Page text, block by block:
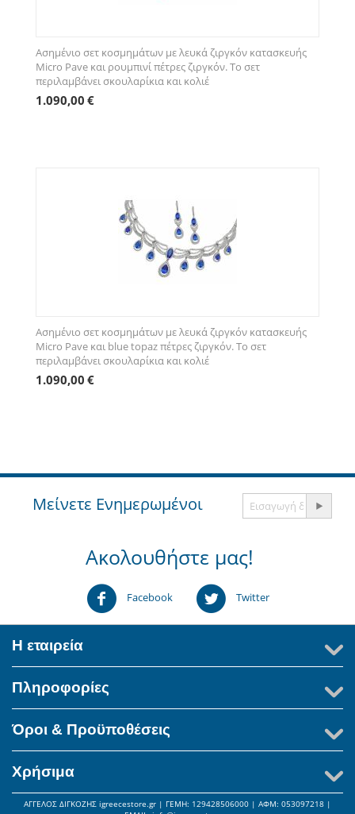
Ασημένιο σετ κοσμημάτων με λευκά ζιργκόν κατασκευής
Micro Pave και ρουμπινί πέτρες ζιργκόν. Το σετ
περιλαμβάνει σκουλαρίκια και κολιέ
1.090,00 €
Ασημένιο σετ κοσμημάτων με λευκά ζιργκόν κατασκευής
Micro Pave και blue topaz πέτρες ζιργκόν. Το σετ
περιλαμβάνει σκουλαρίκια και κολιέ
1.090,00 €
Μείνετε Ενημερωμένοι
Ακολουθήστε μας!
Facebook Twitter
Η εταιρεία
Πληροφορίες
Όροι & Προϋποθέσεις
Χρήσιμα
ΑΓΓΕΛΟΣ ΔΙΓΚΟΖΗΣ igreecestore.gr | ΓΕΜΗ: 129428506000 | AΦΜ: 053097218 |